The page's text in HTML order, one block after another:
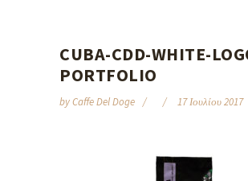
CUBA-CDD-WHITE-
PORTFOLIO
byCaffe Del Doge 17 Ιουλίου 2017